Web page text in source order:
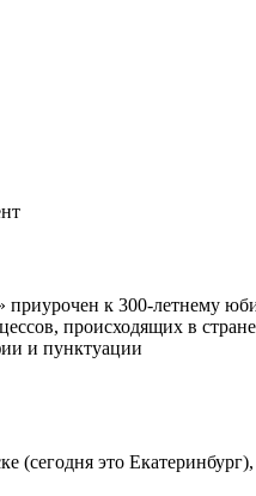
к 300-летнему
происходящих в
и пунктуации
(сегодня это